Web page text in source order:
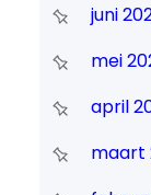
juni
mei
april
maart